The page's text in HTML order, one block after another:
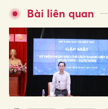
Bài liên quan